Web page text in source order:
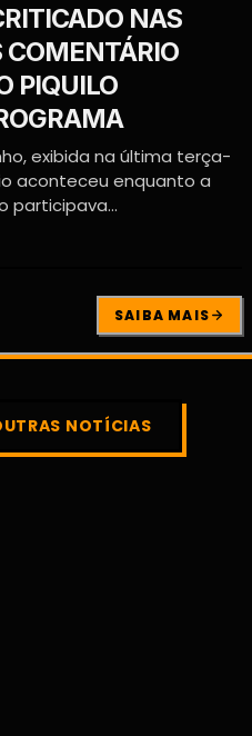
NAS
COMENTÁRIO
PIQUILO
exibida na última terça-
aconteceu enquanto a
participava...
SAIBA MAIS
NOTÍCIAS